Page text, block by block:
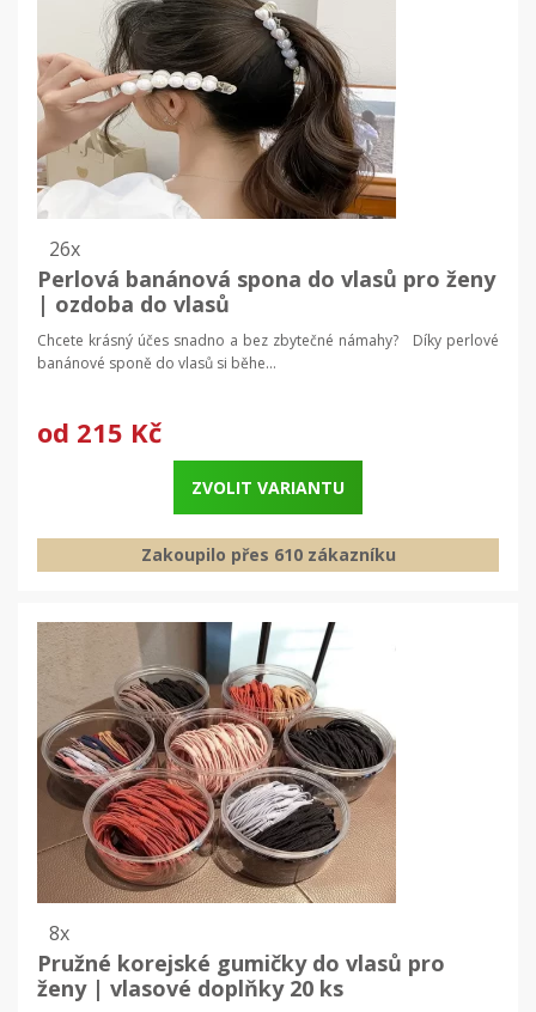
26x
Perlová banánová spona do vlasů pro ženy
| ozdoba do vlasů
Chcete krásný účes snadno a bez zbytečné námahy? Díky perlové
banánové sponě do vlasů si běhe...
od 215 Kč
ZVOLIT VARIANTU
Zakoupilo přes 610 zákazníku
8x
Pružné korejské gumičky do vlasů pro
ženy | vlasové doplňky 20 ks